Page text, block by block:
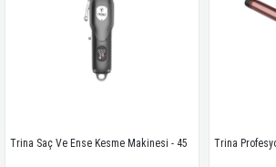
Trina Saç Ve Ense Kesme Makinesi - 45